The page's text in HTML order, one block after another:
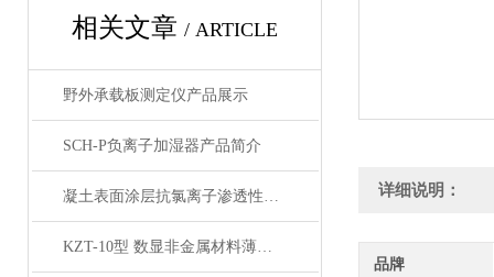
相关文章 / ARTICLE
野外承载板测定仪产品展示
SCH-P负离子加湿器产品简介
凝土表面涂层抗氯离子渗透性试验装置产品展示
KZT-10型 数显非金属材料薄板抗折试验机产品展示
详细说明：
品牌